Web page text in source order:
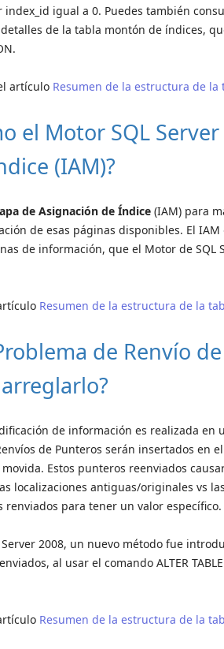
igual a 0. Puedes también
de la tabla montón de índices,
artículo Resumen de la estructura de la
el Motor SQL
(IAM)?
de Asignación de Índice (IAM) para
de esas páginas disponibles. El
de información, que el Motor de SQL
Resumen de la estructura de la
de Renvío
de información es realizada en
de Punteros serán insertados en
Estos punteros reenviados
localizaciones antiguas/originales vs
para tener un valor específico.
Server 2008, un nuevo método fue
al usar el comando ALTER
Resumen de la estructura de la